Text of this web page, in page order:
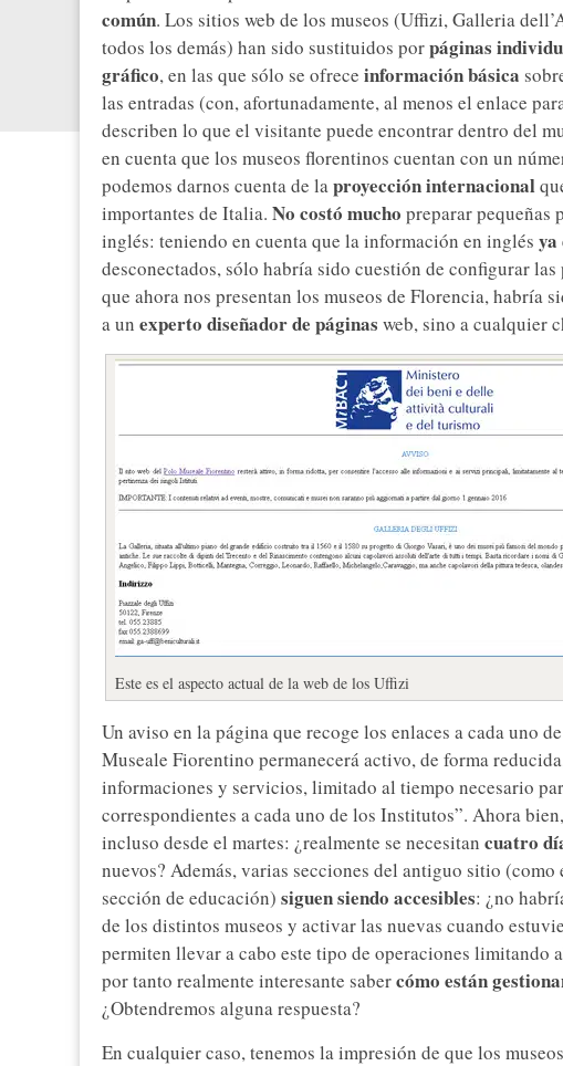
común. Los sitios web de los museos (Uffizi, Galleria
todos los demás) han sido sustituidos porpáginas
gráfico, en las que sólo se ofrece información básica
las entradas (con, afortunadamente, al menos el enlace
describen lo que el visitante puede encontrar dentro del
en cuenta que los museos florentinos cuentan con un
podemos darnos cuenta de laproyección internacional
importantes de Italia. No costó mucho preparar pequeñas
inglés: teniendo en cuenta que la información en inglés ya
desconectados, sólo habría sido cuestión de configurar
que ahora nos presentan los museos de Florencia, habría
a un experto diseñador de páginas web, sino a cualquier
Este es el aspecto actual de la web de los Uffizi
Un aviso en la página que recoge los enlaces a cada uno
Museale Fiorentino permanecerá activo, de forma
informaciones y servicios, limitado al tiempo necesario
correspondientes a cada uno de los Institutos”. Ahora
incluso desde el martes: ¿realmente se necesitan cuatro
nuevos? Además, varias secciones del antiguo sitio
sección de educación) siguen siendo accesibles: ¿no
de los distintos museos y activar las nuevas cuando
permiten llevar a cabo este tipo de operaciones limitando
por tanto realmente interesante sabercómo están
¿Obtendremos alguna respuesta?
En cualquier caso, tenemos la impresión de que los